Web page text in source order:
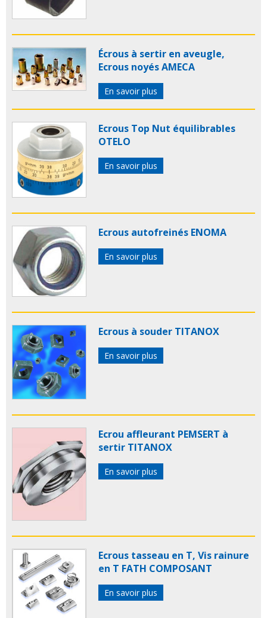
Écrous à sertir en aveugle,
Ecrous noyés AMECA
En savoir plus
Ecrous Top Nut équilibrables
OTELO
En savoir plus
Ecrous autofreinés ENOMA
En savoir plus
Ecrous à souder TITANOX
En savoir plus
Ecrou affleurant PEMSERT à
sertir TITANOX
En savoir plus
Ecrous tasseau en T, Vis rainure
en T FATH COMPOSANT
En savoir plus